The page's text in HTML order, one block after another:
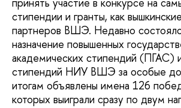
стипендии и гранты, как
партнеров ВШЭ. Недавно
назначение повышенных
академических стипендий (ПГАС)
стипендий НИУ ВШЭ за особые
итогам объявлены имена 126
которых выиграли сразу по двум